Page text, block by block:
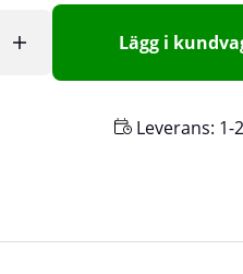
Lägg i
Leverans: 1-